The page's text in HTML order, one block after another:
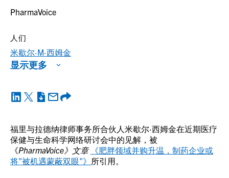
PharmaVoice
福里与拉德纳律师事务所合伙人米歇尔·西姆金在近期医疗
保健与生命科学网络研讨会中的见解，被
《PharmaVoice》文章 《肥胖领域并购升温，制药企业或
将"被机遇蒙蔽双眼"》 所引用。
人们
米歇尔·M·西姆金
显示更多